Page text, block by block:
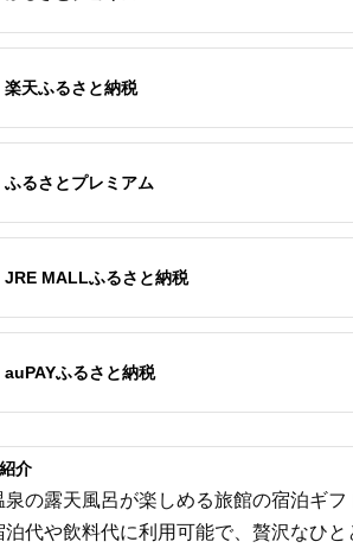
税
品券
旅
券
円
三重県 多気町
ンランショップ・ジャ
HACIENDA VISON ハ
ナーホテル ホテルチ
ケット ホテル宿泊券
旅行宿泊券 観光宿泊
券 高級 高級宿 三重県
寄付金額:300,000円
税
静岡県 東伊豆町
B001／静岡県 東伊
寄付金額:20,000円
る旅
グ
元率・
較
を比較
楽天ふるさと納税
ふるさとプレミアム
JRE MALLふるさと納税
auPAYふるさと納税
介
泉の露天風呂が楽しめる旅館の宿泊ギ
泊代や飲料代に利用可能で、贅沢なひ